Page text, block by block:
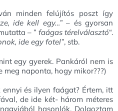
minden felújítós poszt így
ide kell egy…”– és gyorsan
– ” faágas térelválasztó“.
ide egy fotel”, stb.
egy gyerek. Pankáról nem is
naponta, hogy mikor???)
és ilyen faágat? Értem, itt
de ide két- három méteres
hasonlók. Dolgoztam